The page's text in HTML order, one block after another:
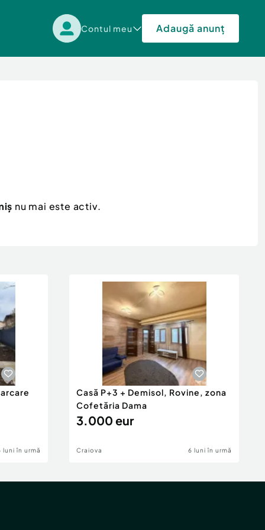
Contul meu Adaugă anunț
nu mai este activ.
luni în urmă
Casă P+3 + Demisol, Rovine, zona
Cofetăria Dama
3.000 eur
Craiova 6 luni în urmă